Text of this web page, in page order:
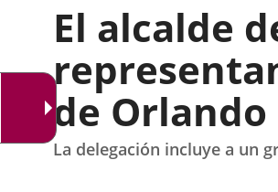
El alcalde
de Orlando
La delegación incluye a un